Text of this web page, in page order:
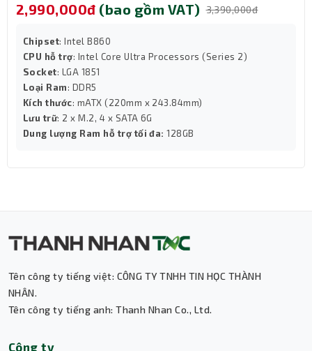
2,990,000đ (bao gồm VAT) 3,390,000đ
Chipset: Intel B860
CPU hỗ trợ: Intel Core Ultra Processors (Series 2)
Socket: LGA 1851
Loại Ram: DDR5
Kích thước: mATX (220mm x 243.84mm)
Lưu trữ: 2 x M.2, 4 x SATA 6G
Dung lượng Ram hỗ trợ tối đa:128GB
Tên công ty tiếng việt: CÔNG TY TNHH TIN HỌC THÀNH
NHÂN.
Tên công ty tiếng anh: Thanh Nhan Co., Ltd.
Công ty